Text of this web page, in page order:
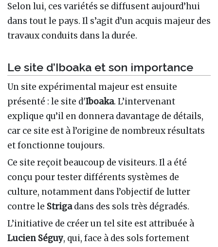
Selon lui, ces variétés se diffusent aujourd’hui
dans tout le pays. Il s’agit d’un acquis majeur des
travaux conduits dans la durée.
Le site d’Iboaka et son importance
Un site expérimental majeur est ensuite
présenté : le site d'Iboaka. L’intervenant
explique qu’il en donnera davantage de détails,
car ce site est à l’origine de nombreux résultats
et fonctionne toujours.
Ce site reçoit beaucoup de visiteurs. Il a été
conçu pour tester différents systèmes de
culture, notamment dans l’objectif de lutter
contre le Strigadans des sols très dégradés.
L’initiative de créer un tel site est attribuée à
Lucien Séguy, qui, face à des sols fortement